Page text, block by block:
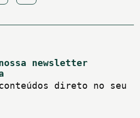
newsletter
direto no seu